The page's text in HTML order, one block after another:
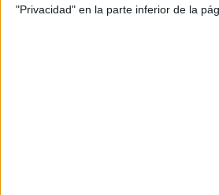
"Privacidad" en la parte inferior de la
La federación de Caza